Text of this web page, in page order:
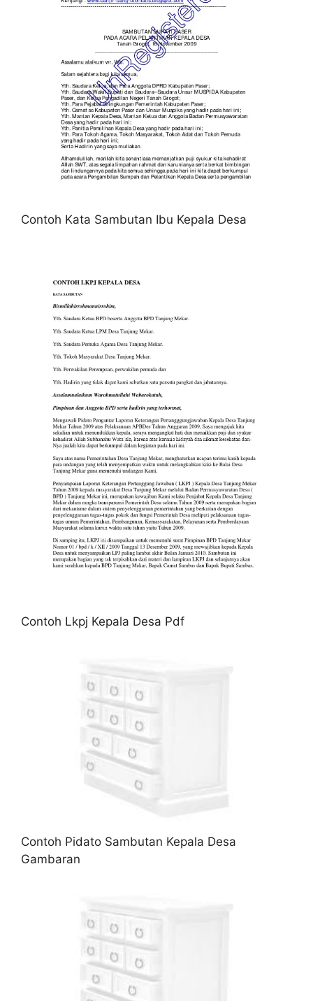
Contoh Kata Sambutan Ibu Kepala Desa
Contoh Lkpj Kepala Desa Pdf
Contoh Pidato Sambutan Kepala Desa
Gambaran